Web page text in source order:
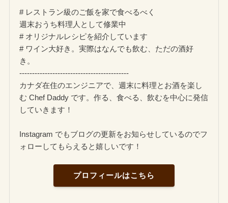
# レストラン級のご飯を家で食べるべく
週末おうち料理人として修業中
# オリジナルレシピを紹介しています
# ワイン大好き。実際はなんでも飲む、ただの酒好
き。
-------------------------------------------
カナダ在住のエンジニアで、週末に料理とお酒を楽し
む Chef Daddy です。作る、食べる、飲むを中心に発信
していきます！
Instagram でもブログの更新をお知らせしているのでフ
ォローしてもらえると嬉しいです！
プロフィールはこちら